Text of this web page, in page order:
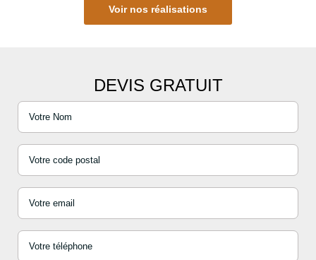
Voir nos réalisations
DEVIS GRATUIT